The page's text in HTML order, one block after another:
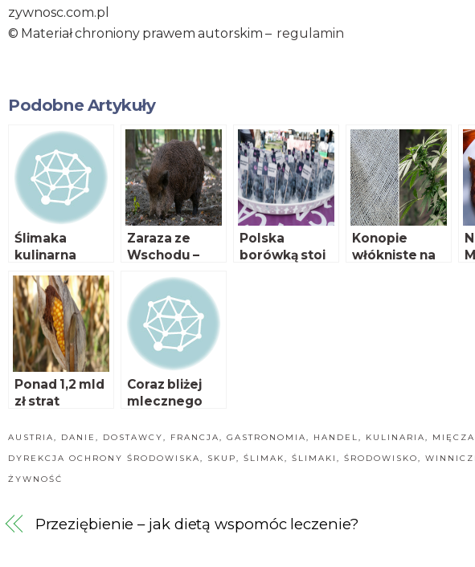
zywnosc.com.pl
© Materiał chroniony prawem autorskim – regulamin
Podobne Artykuły
Ślimaka
kulinarna
podróż
Zaraza ze
Wschodu –
później
Polska
borówką stoi
Konopie
włókniste na
Ponad 1,2 mld
zł strat
ych suszą
Coraz bliżej
mlecznego
AUSTRIA, DANIE , DOSTAWCY, FRANCJA, GASTRONOMIA, HANDEL, KULINARIA,
DYREKCJA OCHRONY ŚRODOWISKA, SKUP, ŚLIMAK, ŚLIMAKI , ŚRODOWISKO,
ŻYWNOŚĆ
Przeziębienie – jak dietą wspomóc leczenie?